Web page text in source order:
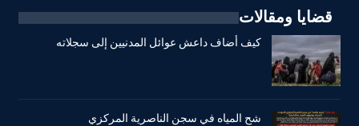
قضايا ومقالات
كيف أضاف داعش عوائل المدنيين إلى سجلاته
شح المياه في سجن الناصرية المركزي